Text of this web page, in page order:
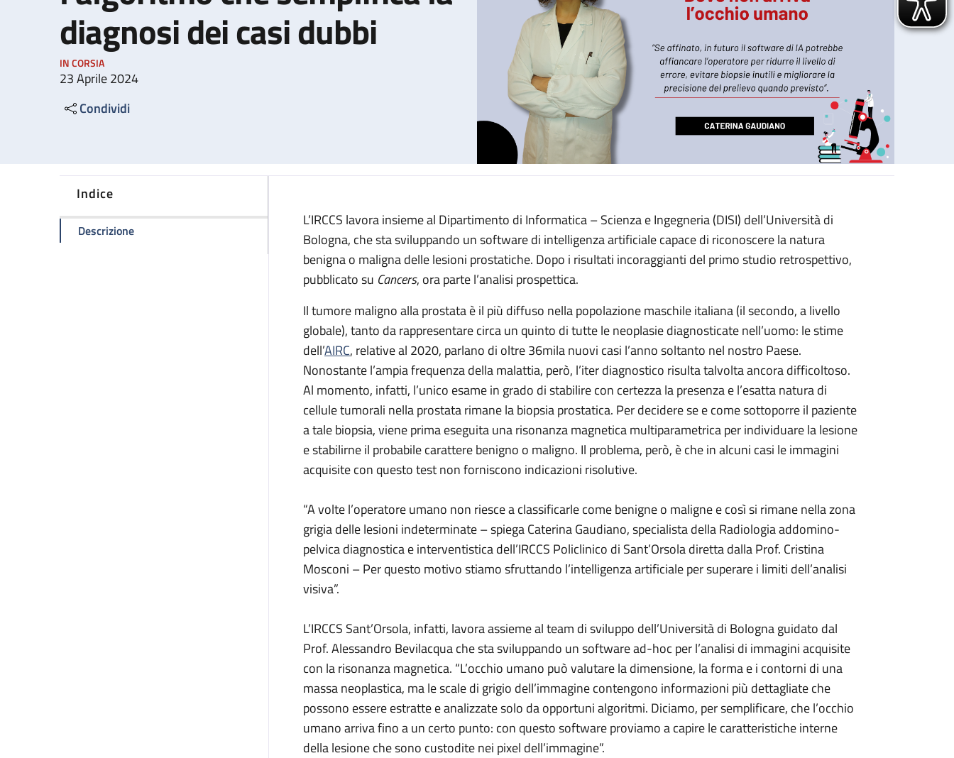
diagnosi dei casi dubbi
IN CORSIA
23 Aprile 2024
Condividi
Indice
Descrizionedella pagina Tumore alla prostata: l’algoritmo che semplifica la diagnosi dei casi dubbi
L’IRCCS lavora insieme al Dipartimento di Informatica – Scienza e Ingegneria (DISI) dell’Università di
Bologna, che sta sviluppando un software di intelligenza artificiale capace di riconoscere la natura
benigna o maligna delle lesioni prostatiche. Dopo i risultati incoraggianti del primo studio retrospettivo,
pubblicato su Cancers, ora parte l’analisi prospettica.
Il tumore maligno alla prostata è il più diffuso nella popolazione maschile italiana (il secondo, a livello
globale), tanto da rappresentare circa un quinto di tutte le neoplasie diagnosticate nell’uomo: le stime
dell’AIRC, relative al 2020, parlano di oltre 36mila nuovi casi l’anno soltanto nel nostro Paese.
Nonostante l’ampia frequenza della malattia, però, l’iter diagnostico risulta talvolta ancora difficoltoso.
Al momento, infatti, l’unico esame in grado di stabilire con certezza la presenza e l’esatta natura di
cellule tumorali nella prostata rimane la biopsia prostatica. Per decidere se e come sottoporre il paziente
a tale biopsia, viene prima eseguita una risonanza magnetica multiparametrica per individuare la lesione
e stabilirne il probabile carattere benigno o maligno. Il problema, però, è che in alcuni casi le immagini
acquisite con questo test non forniscono indicazioni risolutive.
“A volte l’operatore umano non riesce a classificarle come benigne o maligne e così si rimane nella zona
grigia delle lesioni indeterminate – spiega Caterina Gaudiano, specialista della Radiologia addomino-
pelvica diagnostica e interventistica dell’IRCCS Policlinico di Sant’Orsola diretta dalla Prof. Cristina
Mosconi – Per questo motivo stiamo sfruttando l’intelligenza artificiale per superare i limiti dell’analisi
visiva”.
L’IRCCS Sant’Orsola, infatti, lavora assieme al team di sviluppo dell’Università di Bologna guidato dal
Prof. Alessandro Bevilacqua che sta sviluppando un software ad-hoc per l’analisi di immagini acquisite
con la risonanza magnetica. “L’occhio umano può valutare la dimensione, la forma e i contorni di una
massa neoplastica, ma le scale di grigio dell’immagine contengono informazioni più dettagliate che
possono essere estratte e analizzate solo da opportuni algoritmi. Diciamo, per semplificare, che l’occhio
umano arriva fino a un certo punto: con questo software proviamo a capire le caratteristiche interne
della lesione che sono custodite nei pixel dell’immagine”.